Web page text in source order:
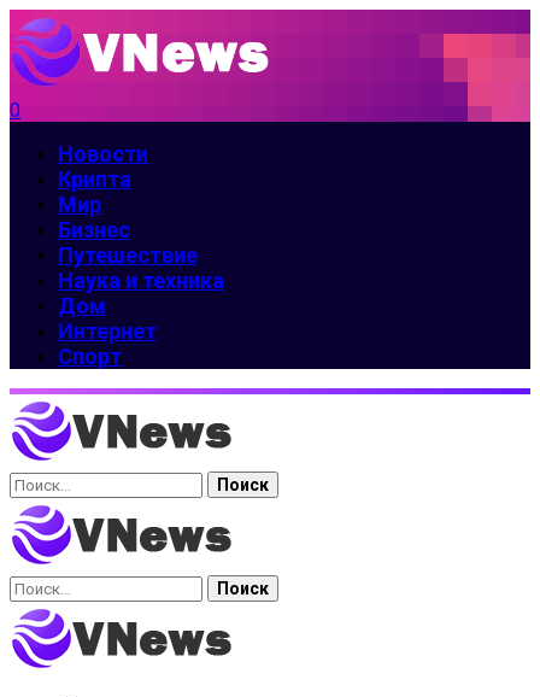
0
Новости
Крипта
Мир
Бизнес
Путешествие
Наука и техника
Дом
Интернет
Спорт
Найти:
Найти: